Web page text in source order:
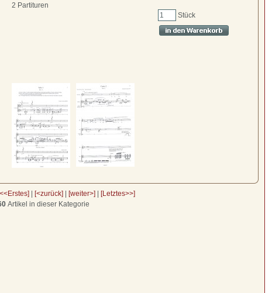
2 Partituren
Stück
| [<zurück] | [weiter>] | [Letztes>>]
Artikel in dieser Kategorie